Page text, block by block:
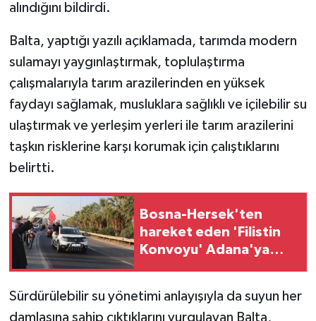
alındığını bildirdi.
Balta, yaptığı yazılı açıklamada, tarımda modern
sulamayı yaygınlaştırmak, toplulaştırma
çalışmalarıyla tarım arazilerinden en yüksek
faydayı sağlamak, musluklara sağlıklı ve içilebilir su
ulaştırmak ve yerleşim yerleri ile tarım arazilerini
taşkın risklerine karşı korumak için çalıştıklarını
belirtti.
Bosna-Hersek'ten
hareket eden 'Filistin
Konvoyu' Adana'ya
Sürdürülebilir su yönetimi anlayışıyla da suyun her
damlasına sahip çıktıklarını vurgulayan Balta,